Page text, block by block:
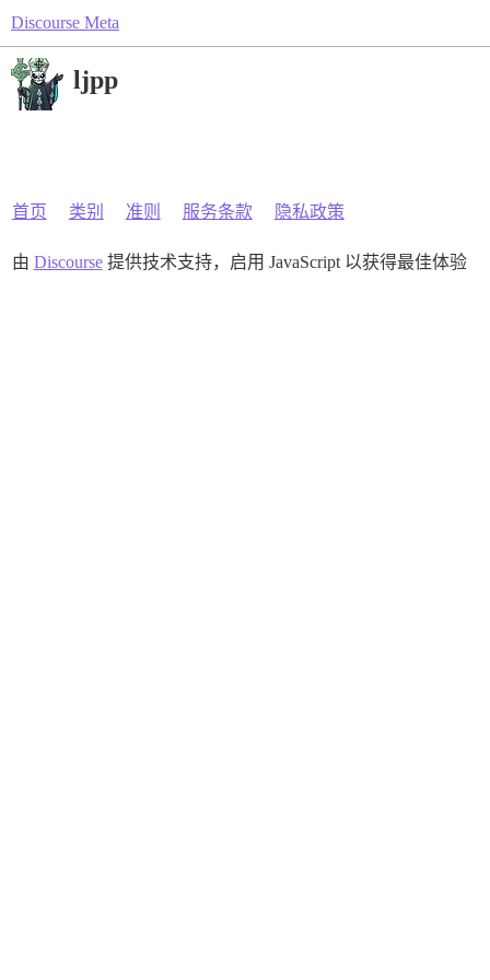
Discourse Meta
ljpp
首页 类别 准则 服务条款 隐私政策
由 Discourse提供技术支持，启用 JavaScript 以获得最佳体验